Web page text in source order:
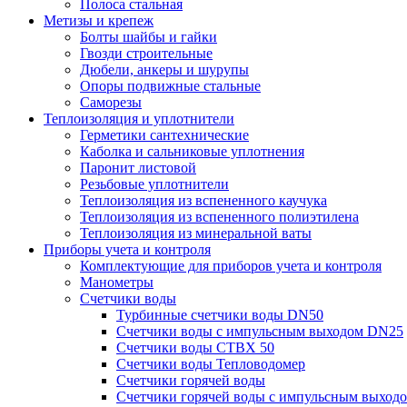
Полоса стальная
Метизы и крепеж
Болты шайбы и гайки
Гвозди строительные
Дюбели, анкеры и шурупы
Опоры подвижные стальные
Саморезы
Теплоизоляция и уплотнители
Герметики сантехнические
Каболка и сальниковые уплотнения
Паронит листовой
Резьбовые уплотнители
Теплоизоляция из вспененного каучука
Теплоизоляция из вспененного полиэтилена
Теплоизоляция из минеральной ваты
Приборы учета и контроля
Комплектующие для приборов учета и контроля
Манометры
Счетчики воды
Турбинные счетчики воды DN50
Счетчики воды с импульсным выходом DN25
Счетчики воды СТВХ 50
Счетчики воды Тепловодомер
Счетчики горячей воды
Счетчики горячей воды с импульсным